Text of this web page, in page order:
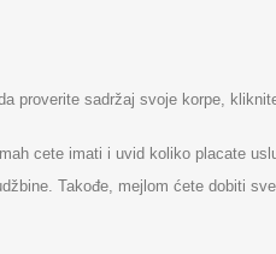
proverite sadržaj svoje korpe,
cete imati i uvid koliko placate
Takođe, mejlom ćete dobiti